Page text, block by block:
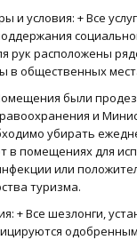
условия: + Все
рук расположены
в общественных
были
и
убирать
помещениях для
или
туризма.
+ Все шезлонги,